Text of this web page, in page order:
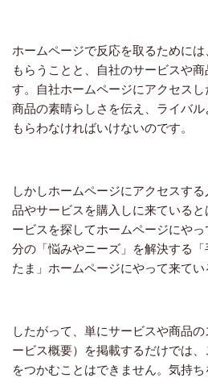
ホームページで反応を取るために
もらうことと、自社のサービスや
す。自社ホームページにアクセスし
商品の素晴らしさを伝え、ライバ
もらわなければいけないのです。
しかしホームページにアクセスす
品やサービスを購入しに来ている
ービスを探してホームページにや
分の「悩みやニーズ」を解決する
たま」ホームページにやって来てい
したがって、単にサービスや商品
ービス概要）を掲載するだけでは
をつかむことはできません。気持